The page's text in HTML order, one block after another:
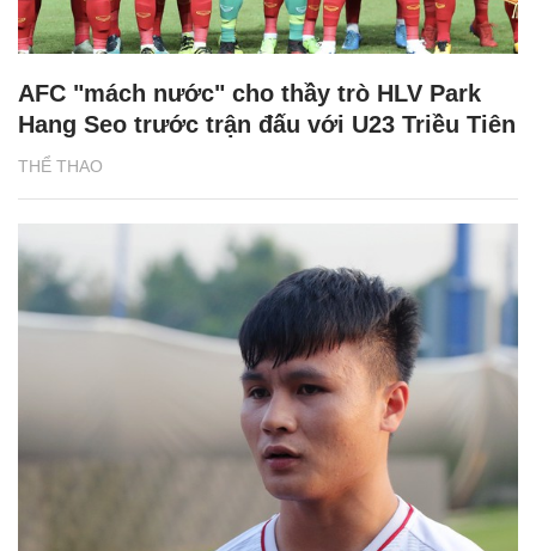
THỂ THAO
AFC "mách nước" cho thầy trò HLV Park
Hang Seo trước trận đấu với U23 Triều Tiên